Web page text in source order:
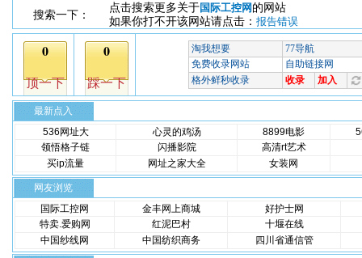
搜索一下：
点击搜索更多关于国际工控网 的网站
如果你打不开该网站请点击： 报告错误
最新点入
536网址大
心灵的鸡汤 8899电影
领悟格子链
闪播影院
高清rt艺术
买ip流量
网址之家大全 女装网
网友浏览
国际工控网
金丰网上商城
好护士网
特卖.爱购网
红泥巴村
十堰在线
中国纱线网
中国纺织商务 四川省通信管